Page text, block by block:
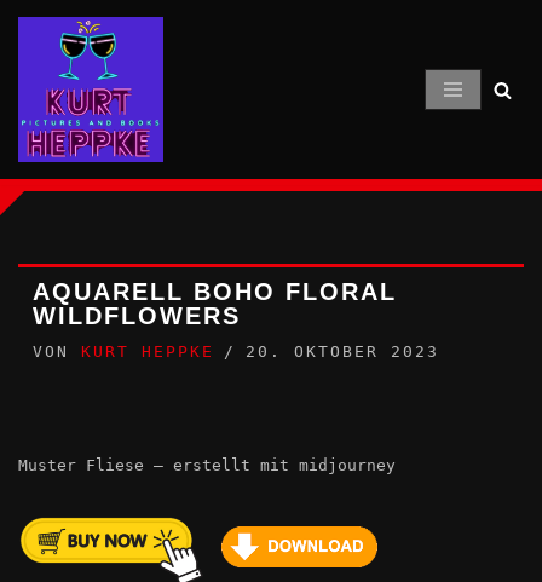
Inhalt
springen
AQUARELL BOHO FLORAL
WILDFLOWERS
VON KURT HEPPKE 20. OKTOBER 2023
Muster Fliese – erstellt mit midjourney